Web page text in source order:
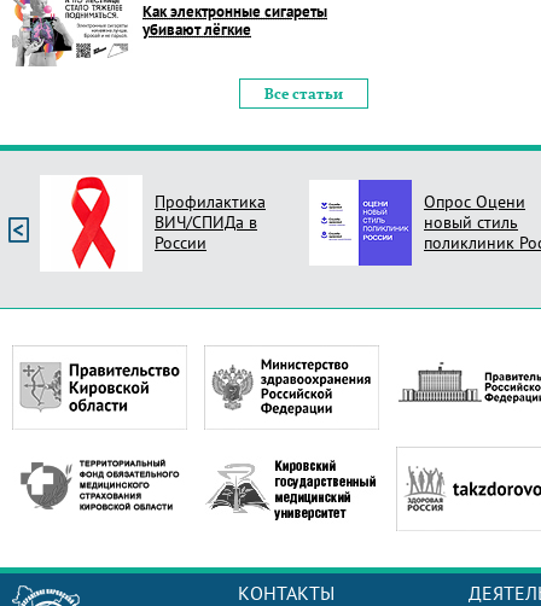
Как электронные сигареты
убивают лёгкие
Все статьи
Профилактика
ВИЧ/СПИДа в
России
Опрос Оцени
новый стиль
поликлиник
КОНТАКТЫ